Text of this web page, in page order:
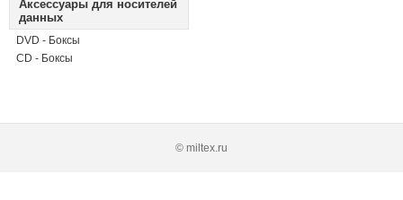
Аксессуары для носителей
данных
DVD - Боксы
CD - Боксы
© miltex.ru